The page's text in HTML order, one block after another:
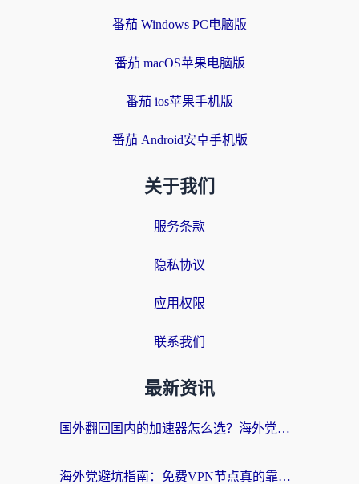
番茄 Windows PC电脑版
番茄 macOS苹果电脑版
番茄 ios苹果手机版
番茄 Android安卓手机版
关于我们
服务条款
隐私协议
应用权限
联系我们
最新资讯
国外翻回国内的加速器怎么选？海外党亲测实用指南，告别地域限制
海外党避坑指南：免费VPN节点真的靠谱吗？教你选对回国加速器无缝访问国内资源